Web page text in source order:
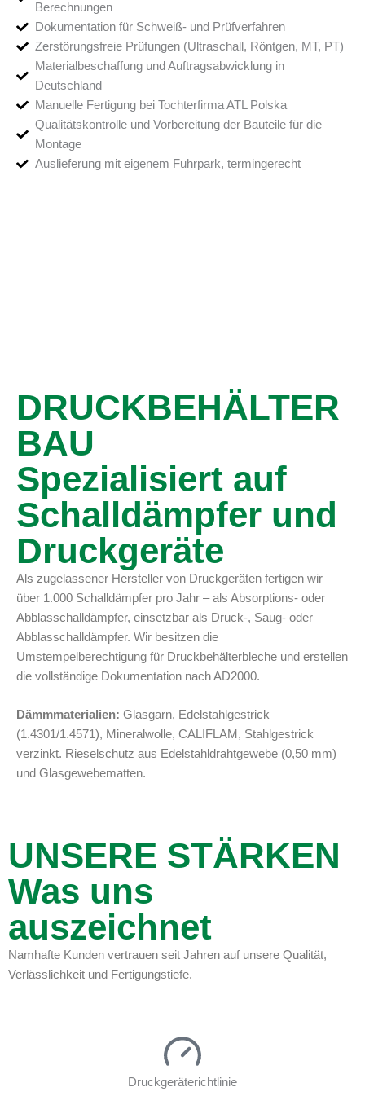
Berechnungen
Dokumentation für Schweiß- und Prüfverfahren
Zerstörungsfreie Prüfungen (Ultraschall, Röntgen, MT, PT)
Materialbeschaffung und Auftragsabwicklung in
Deutschland
Manuelle Fertigung bei Tochterfirma ATL Polska
Qualitätskontrolle und Vorbereitung der Bauteile für die
Montage
Auslieferung mit eigenem Fuhrpark, termingerecht
DRUCKBEHÄLTER
BAU
Spezialisiert auf
Schalldämpfer und
Druckgeräte
Als zugelassener Hersteller von Druckgeräten fertigen wir
über 1.000 Schalldämpfer pro Jahr – als Absorptions- oder
Abblasschalldämpfer, einsetzbar als Druck-, Saug- oder
Abblasschalldämpfer. Wir besitzen die
Umstempelberechtigung für Druckbehälterbleche und erstellen
die vollständige Dokumentation nach AD2000.
Dämmmaterialien: Glasgarn, Edelstahlgestrick
(1.4301/1.4571), Mineralwolle, CALIFLAM, Stahlgestrick
verzinkt. Rieselschutz aus Edelstahldrahtgewebe (0,50 mm)
und Glasgewebematten.
UNSERE STÄRKEN
Was uns
auszeichnet
Namhafte Kunden vertrauen seit Jahren auf unsere Qualität,
Verlässlichkeit und Fertigungstiefe.
Druckgeräterichtlinie